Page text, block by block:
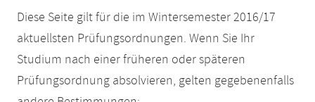
Diese Seite gilt für die im Wintersemester 2016/17
aktuellsten Prüfungsordnungen. Wenn Sie Ihr
Studium nach einer früheren oder späteren
Prüfungsordnung absolvieren, gelten gegebenenfalls